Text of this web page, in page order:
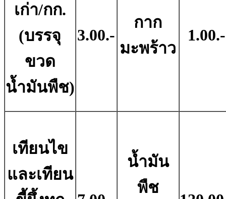
เก่า/กก.
(บรรจุ
ขวด
น้ำมันพืช)
3.00.-
กาก
มะพร้าว
1.00.-
เทียนไข
และเทียน
น้ำมัน
พืช